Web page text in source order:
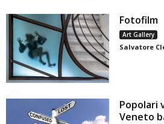
Fotofilm
Art Gallery
Salvatore
Popolari
Veneto